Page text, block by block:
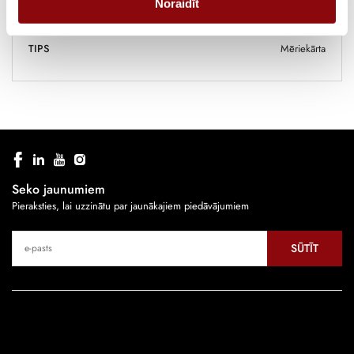
Noraidīt
TIPS Mēriekārta
Seko jaunumiem
Pieraksties, lai uzzinātu par jaunākajiem piedāvājumiem
SŪTĪT